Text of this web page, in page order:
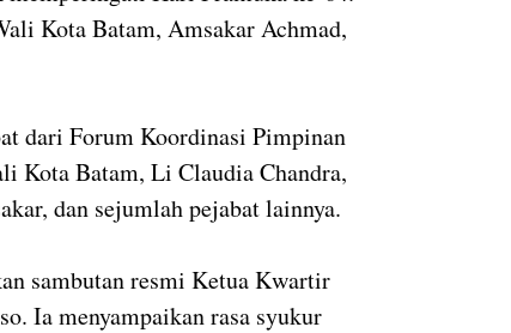
Kota Batam, Amsakar Achmad,
dari Forum Koordinasi Pimpinan
Kota Batam, Li Claudia Chandra,
dan sejumlah pejabat lainnya.
sambutan resmi Ketua Kwartir
Ia menyampaikan rasa syukur